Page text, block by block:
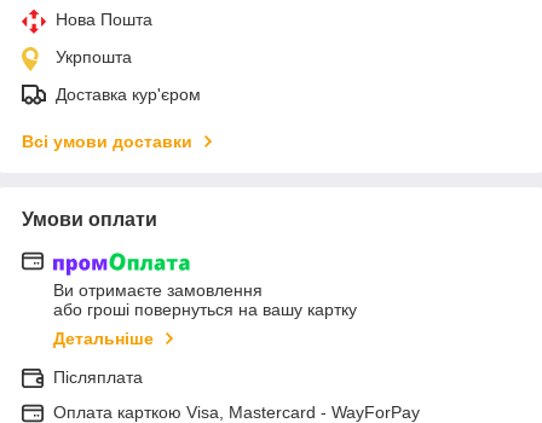
Нова Пошта
Укрпошта
Доставка кур'єром
Всі умови доставки
Умови оплати
Ви отримаєте замовлення
або гроші повернуться на вашу картку
Детальніше
Післяплата
Оплата карткою Visa, Mastercard - WayForPay